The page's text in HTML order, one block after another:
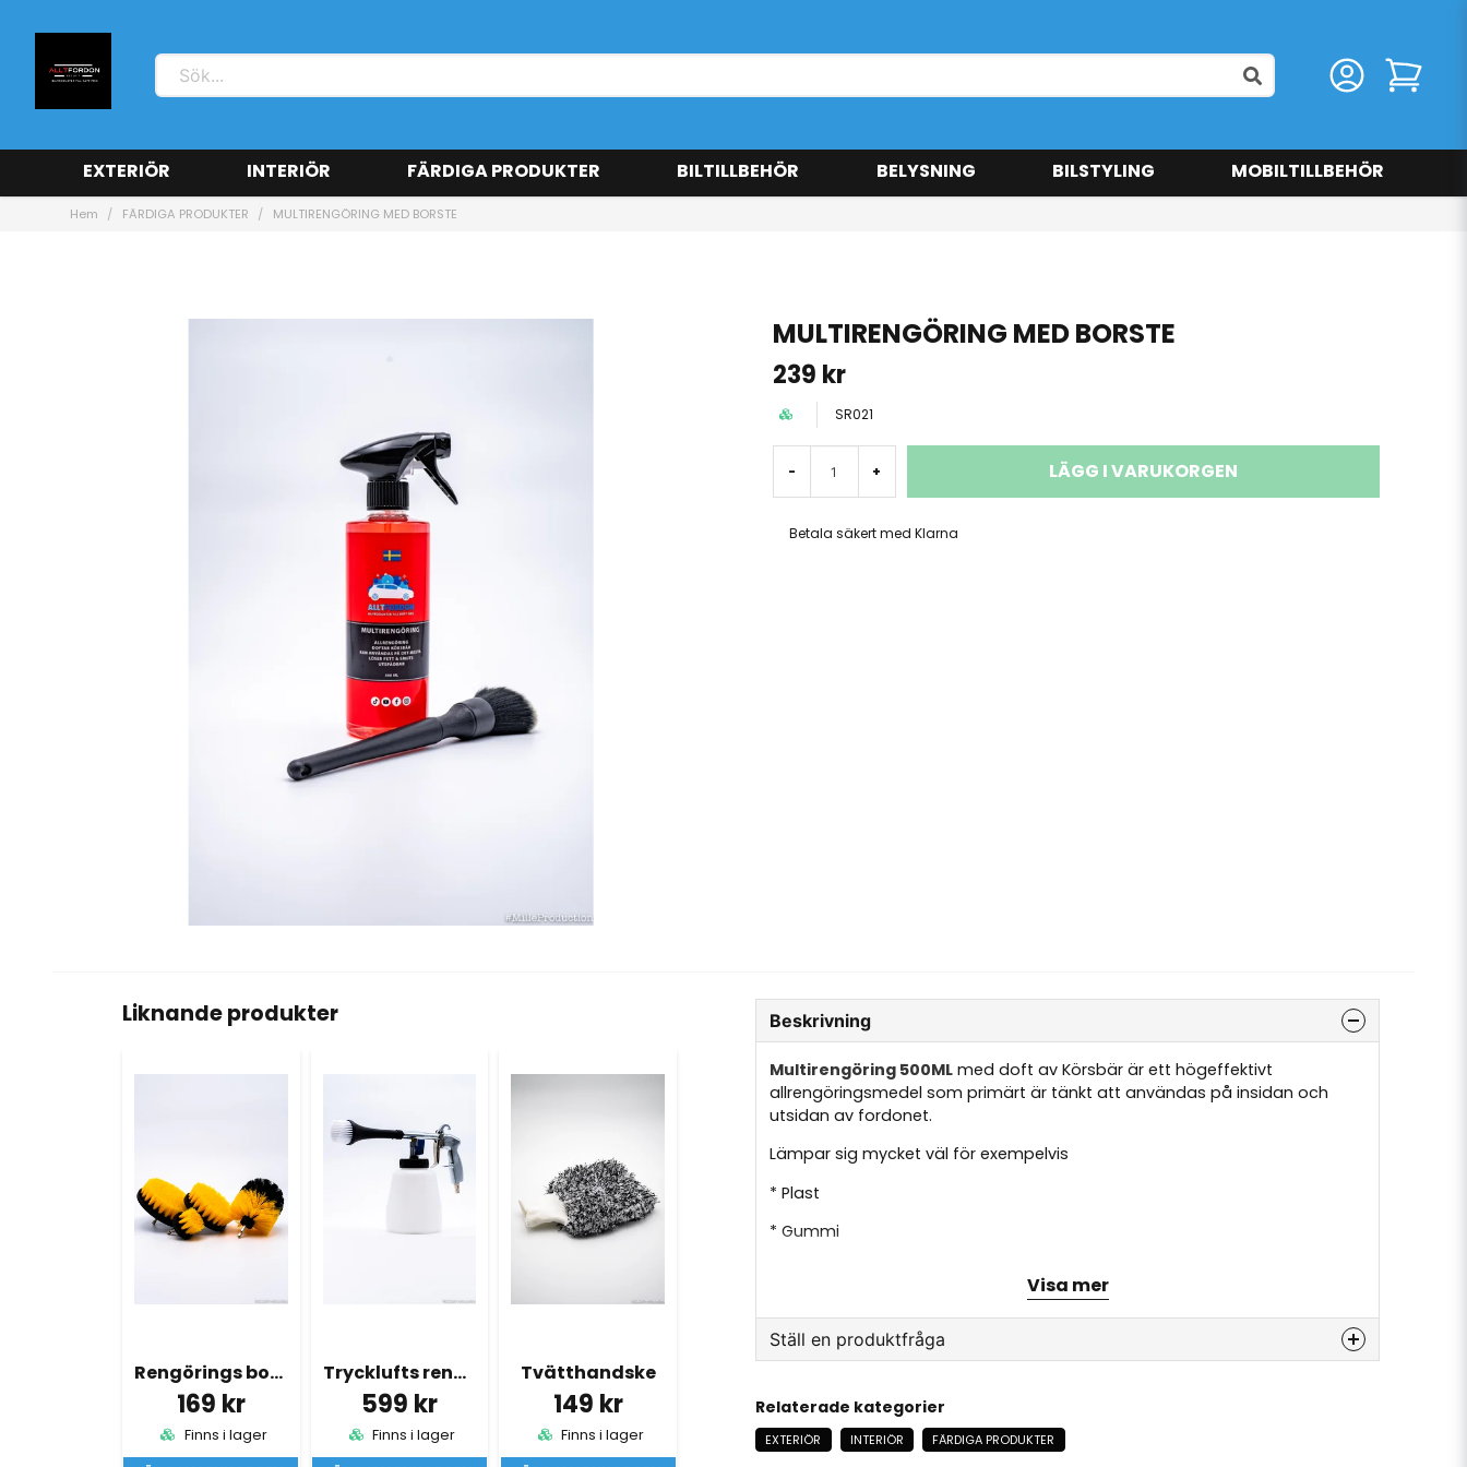
EXTERIÖR INTERIÖR FÄRDIGA PRODUKTER BILTILLBEHÖR BELYSNING BILSTYLING MOBILTILLBEHÖR
Hem FÄRDIGA PRODUKTER MULTIRENGÖRING MED BORSTE
MULTIRENGÖRING MED BORSTE
239 kr
SR021
- + LÄGG I VARUKORGEN
Betala säkert med Klarna
Liknande produkter
Rengörings borstar 4x
169 kr
Finns i lager
Trycklufts rengöringspistol Allrengöring Tornado
599 kr
Finns i lager
Tvätthandske
149 kr
Finns i lager
Beskrivning
Multirengöring 500ML med doft av Körsbär är ett högeffektivt
allrengöringsmedel som primärt är tänkt att användas på insidan och
utsidan av fordonet.
Lämpar sig mycket väl för exempelvis
* Plast
* Gummi
* Instrumentpanel
* Hemmet
Visa mer
Ställ en produktfråga
Fråga oss något om denna produkten...
Relaterade kategorier
EXTERIÖR INTERIÖR FÄRDIGA PRODUKTER